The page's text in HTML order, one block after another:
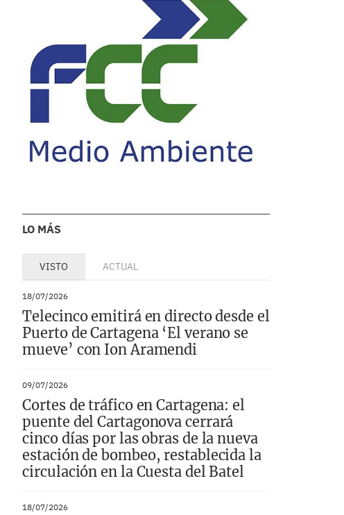
LO MÁS
VISTO ACTUAL
18/07/2026
Telecinco emitirá en directo desde el
Puerto de Cartagena ‘El verano se
mueve’ con Ion Aramendi
09/07/2026
Cortes de tráfico en Cartagena: el
puente del Cartagonova cerrará
cinco días por las obras de la nueva
estación de bombeo, restablecida la
circulación en la Cuesta del Batel
18/07/2026